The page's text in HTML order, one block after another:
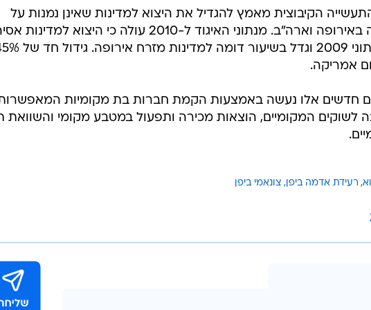
הזדמנות עסקית? /
The Yomiuri Shimbum,
Miho Iketani
את עוצמתה וכיוונה
כולל מוצרי מזון
יצוא של
על איכות הסביבה ויצוא תשתיות השקיה, שישראל היא מהמובילות
שיקום האזורים החקלאיים והתעשייתיים שנפגעו בצפון יפן, עשוי
חדשות לתעשיות היצוא הללו.
אמריקה.
חדשים אלו נעשה באמצעות הקמת חברות בת מקומיות המאפשרות
לשוקים המקומיים, הוצאות מכירה ותפעול במטבע מקומי והשוואת